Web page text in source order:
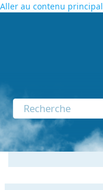
Aller au contenu principal